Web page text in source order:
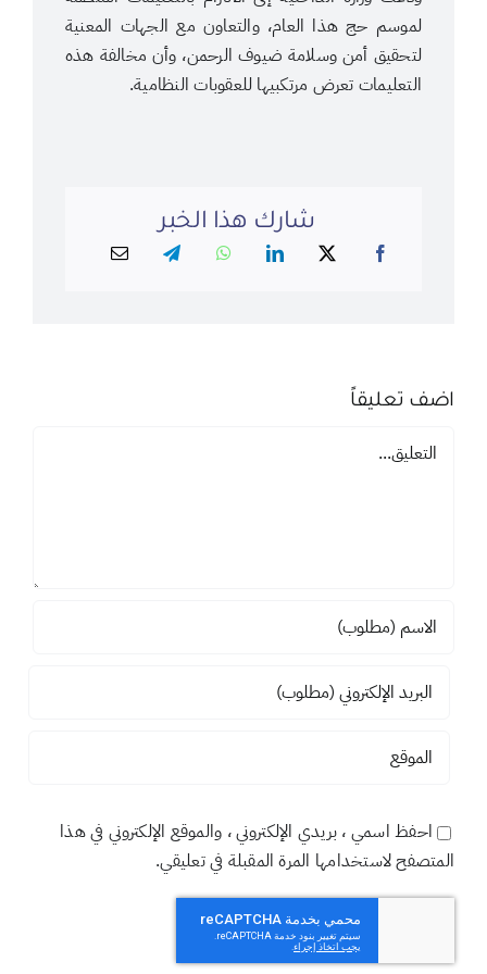
لموسم حج هذا العام، والتعاون مع الجهات المعنية
لتحقيق أمن وسلامة ضيوف الرحمن، وأن مخالفة هذه
التعليمات تعرض مرتكبيها للعقوبات النظامية.
شارك هذا الخبر
اضف تعليقاً
تعليق
احفظ اسمي ، بريدي الإلكتروني ، والموقع الإلكتروني في هذا
المتصفح لاستخدامها المرة المقبلة في تعليقي.